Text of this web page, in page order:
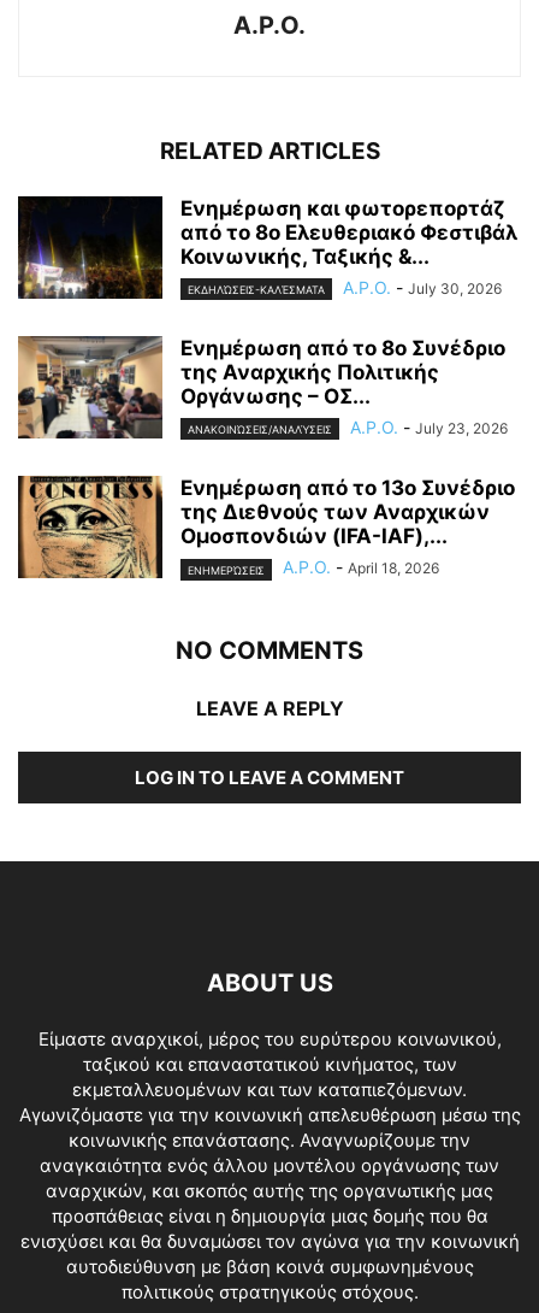
A.P.O.
RELATED ARTICLES
Ενημέρωση και φωτορεπορτάζ
από το 8ο Ελευθεριακό Φεστιβάλ
Κοινωνικής, Ταξικής &...
ΕΚΔΗΛΏΣΕΙΣ-ΚΑΛΈΣΜΑΤΑ A.P.O. - July 30, 2026
Ενημέρωση από το 8ο Συνέδριο
της Αναρχικής Πολιτικής
Οργάνωσης – ΟΣ...
ΑΝΑΚΟΙΝΏΣΕΙΣ/ΑΝΑΛΎΣΕΙΣ A.P.O. - July 23, 2026
Ενημέρωση από το 13ο Συνέδριο
της Διεθνούς των Αναρχικών
Ομοσπονδιών (IFA-IAF),...
ΕΝΗΜΕΡΏΣΕΙΣ A.P.O. - April 18, 2026
NO COMMENTS
LEAVE A REPLY
LOG IN TO LEAVE A COMMENT
ABOUT US
Είμαστε αναρχικοί, μέρος του ευρύτερου κοινωνικού,
ταξικού και επαναστατικού κινήματος, των
εκμεταλλευομένων και των καταπιεζόμενων.
Αγωνιζόμαστε για την κοινωνική απελευθέρωση μέσω της
κοινωνικής επανάστασης. Αναγνωρίζουμε την
αναγκαιότητα ενός άλλου μοντέλου οργάνωσης των
αναρχικών, και σκοπός αυτής της οργανωτικής μας
προσπάθειας είναι η δημιουργία μιας δομής που θα
ενισχύσει και θα δυναμώσει τον αγώνα για την κοινωνική
αυτοδιεύθυνση με βάση κοινά συμφωνημένους
πολιτικούς στρατηγικούς στόχους.